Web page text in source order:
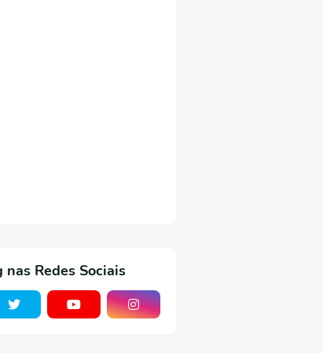
nas Redes Sociais